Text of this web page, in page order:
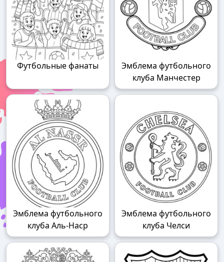
Футбольные фанаты
Эмблема футбольного
клуба Манчестер
Эмблема футбольного
клуба Аль-Наср
Эмблема футбольного
клуба Челси